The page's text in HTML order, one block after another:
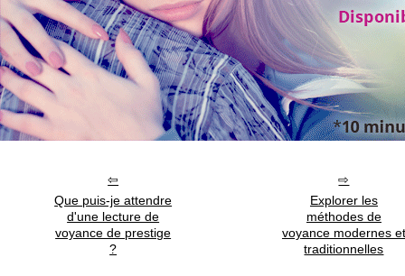
Que puis-je attendre
d'une lecture de
voyance de prestige
?
Explorer les
méthodes de
voyance modernes et
traditionnelles